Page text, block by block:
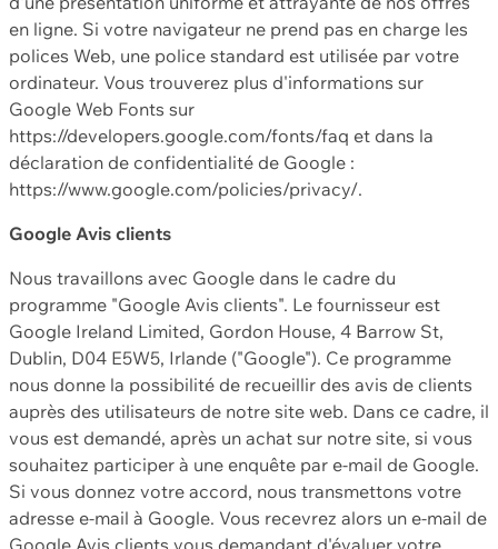
en ligne. Si votre navigateur ne prend pas en charge les
polices Web, une police standard est utilisée par votre
ordinateur. Vous trouverez plus d'informations sur
Google Web Fonts sur
https://developers.google.com/fonts/faq et dans la
déclaration de confidentialité de Google :
https://www.google.com/policies/privacy/.
Google Avis clients
Nous travaillons avec Google dans le cadre du
programme "Google Avis clients". Le fournisseur est
Google Ireland Limited, Gordon House, 4 Barrow St,
Dublin, D04 E5W5, Irlande ("Google"). Ce programme
nous donne la possibilité de recueillir des avis de clients
auprès des utilisateurs de notre site web. Dans ce cadre, il
vous est demandé, après un achat sur notre site, si vous
souhaitez participer à une enquête par e-mail de Google.
Si vous donnez votre accord, nous transmettons votre
adresse e-mail à Google. Vous recevrez alors un e-mail de